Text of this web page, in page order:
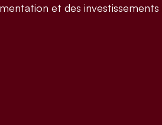
et des